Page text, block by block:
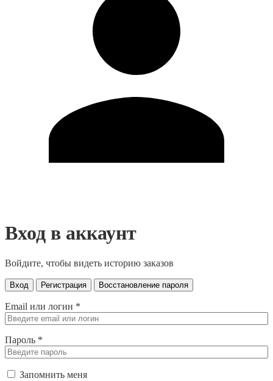
Вход в аккаунт
Войдите, чтобы видеть историю заказов
Вход Регистрация Восстановление пароля
Email или логин *
Пароль *
Запомнить меня